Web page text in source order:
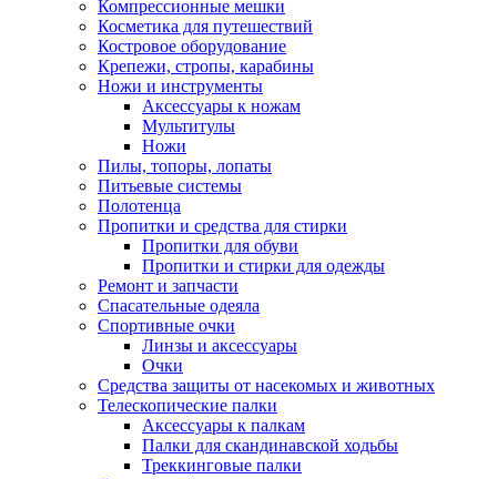
Компрессионные мешки
Косметика для путешествий
Костровое оборудование
Крепежи, стропы, карабины
Ножи и инструменты
Аксессуары к ножам
Мультитулы
Ножи
Пилы, топоры, лопаты
Питьевые системы
Полотенца
Пропитки и средства для стирки
Пропитки для обуви
Пропитки и стирки для одежды
Ремонт и запчасти
Спасательные одеяла
Спортивные очки
Линзы и аксессуары
Очки
Средства защиты от насекомых и животных
Телескопические палки
Аксессуары к палкам
Палки для скандинавской ходьбы
Треккинговые палки